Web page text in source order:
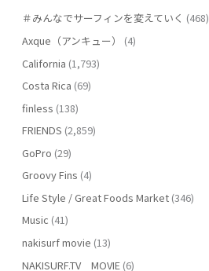
＃みんなでサーフィンを変えていく (468)
Axque（アンキュー）
(4)
California (1,793)
Costa Rica (69)
finless (138)
FRIENDS (2,859)
GoPro (29)
Groovy Fins (4)
Life Style / Great Foods Market(346)
Music (41)
nakisurf movie (13)
NAKISURF.TV MOVIE(6)